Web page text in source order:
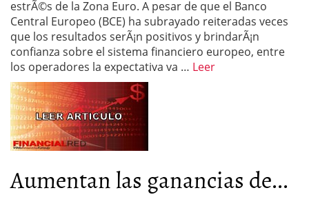
estrÃ©s de la Zona Euro. A pesar de que el Banco
Central Europeo (BCE) ha subrayado reiteradas veces
que los resultados serÃ¡n positivos y brindarÃ¡n
confianza sobre el sistema financiero europeo, entre
los operadores la expectativa va … Leer
Aumentan las ganancias de...